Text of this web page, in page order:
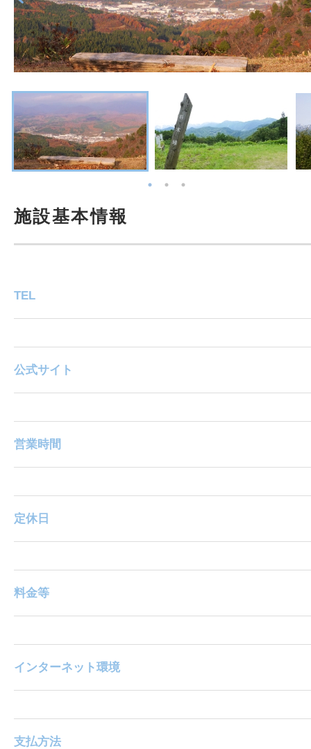
施設基本情報
TEL
公式サイト
営業時間
定休日
料金等
インターネット環境
支払方法